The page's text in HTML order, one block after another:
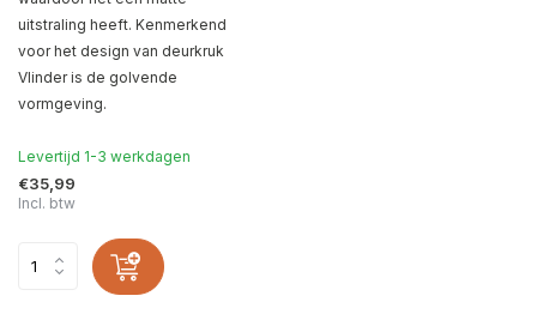
uitstraling heeft. Kenmerkend
voor het design van deurkruk
Vlinder is de golvende
vormgeving.
Levertijd 1-3 werkdagen
€35,99
Incl. btw